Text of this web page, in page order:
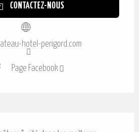
CONTACTEZ-NOUS
hotel-perigord.com
Page Facebook